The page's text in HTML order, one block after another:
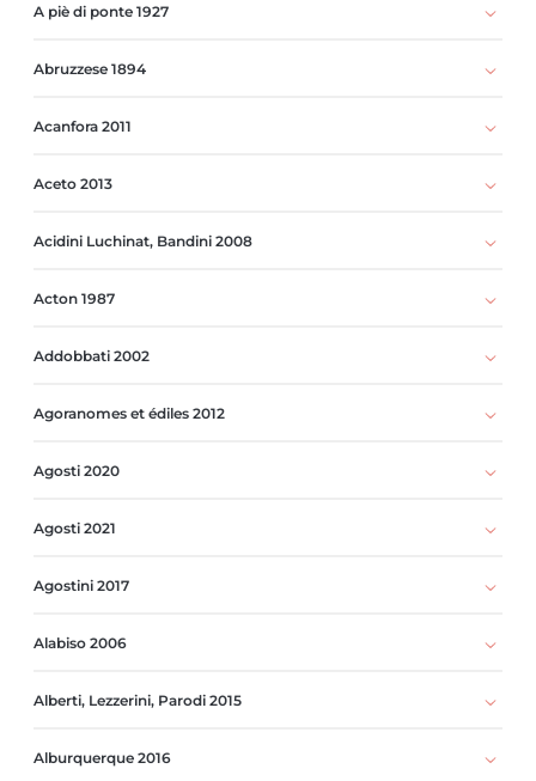
A piè di ponte 1927
Abruzzese 1894
Acanfora 2011
Aceto 2013
Acidini Luchinat, Bandini 2008
Acton 1987
Addobbati 2002
Agoranomes et édiles 2012
Agosti 2020
Agosti 2021
Agostini 2017
Alabiso 2006
Alberti, Lezzerini, Parodi 2015
Alburquerque 2016